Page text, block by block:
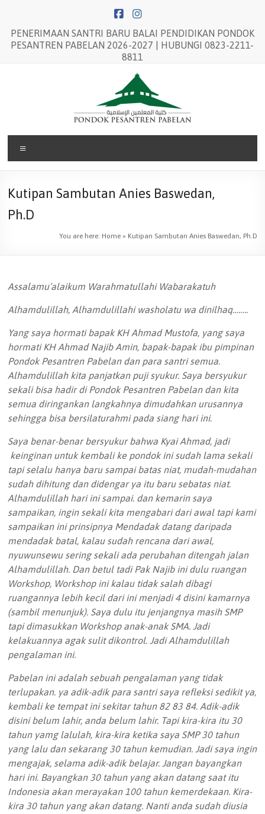
content
PENERIMAAN SANTRI BARU BALAI PENDIDIKAN PONDOK
PESANTREN PABELAN 2026-2027 | HUBUNGI 0823-2211-
8811
Balai
Pendidikan
Pondok
Pesantren
Pabelan
Kutipan Sambutan Anies Baswedan,
Ph.D
You are here: Home» Kutipan Sambutan Anies Baswedan, Ph.D
Assalamu’alaikum Warahmatullahi Wabarakatuh
Alhamdulillah, Alhamdulillahi washolatu wa dinilhaq……..
Yang saya hormati bapak KH Ahmad Mustofa, yang saya
hormati KH Ahmad Najib Amin, bapak-bapak ibu pimpinan
Pondok Pesantren Pabelan dan para santri semua.
Alhamdulillah kita panjatkan puji syukur. Saya bersyukur
sekali bisa hadir di Pondok Pesantren Pabelan dan kita
semua diringankan langkahnya dimudahkan urusannya
sehingga bisa bersilaturahmi pada siang hari ini.
Saya benar-benar bersyukur bahwa Kyai Ahmad, jadi
keinginan untuk kembali ke pondok ini sudah lama sekali
tapi selalu hanya baru sampai batas niat, mudah-mudahan
sudah dihitung dan didengar ya itu baru sebatas niat.
Alhamdulillah hari ini sampai. dan kemarin saya
sampaikan, ingin sekali kita mengabari dari awal tapi kami
sampaikan ini prinsipnya Mendadak datang daripada
mendadak batal, kalau sudah rencana dari awal,
nyuwunsewu sering sekali ada perubahan ditengah jalan
Alhamdulillah. Dan betul tadi Pak Najib ini dulu ruangan
Workshop, Workshop ini kalau tidak salah dibagi
ruangannya lebih kecil dari ini menjadi 4 disini kamarnya
(sambil menunjuk). Saya dulu itu jenjangnya masih SMP
tapi dimasukkan Workshop anak-anak SMA. Jadi
kelakuannya agak sulit dikontrol. Jadi Alhamdulillah
pengalaman ini.
Pabelan ini adalah sebuah pengalaman yang tidak
terlupakan. ya adik-adik para santri saya refleksi sedikit ya,
kembali ke tempat ini sekitar tahun 82 83 84. Adik-adik
disini belum lahir, anda belum lahir. Tapi kira-kira itu 30
tahun yamg lalulah, kira-kira ketika saya SMP 30 tahun
yang lalu dan sekarang 30 tahun kemudian. Jadi saya ingin
mengajak, selama adik-adik belajar. Jangan bayangkan
hari ini. Bayangkan 30 tahun yang akan datang saat itu
Indonesia akan merayakan 100 tahun kemerdekaan. Kira-
kira 30 tahun yang akan datang. Nanti anda sudah diusia